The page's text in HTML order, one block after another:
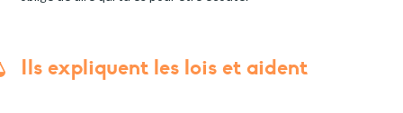
Ils expliquent les lois et aident